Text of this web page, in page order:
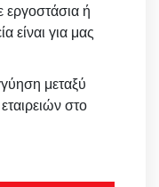
ή
είναι για μας
μεταξύ
στο